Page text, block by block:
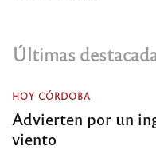
Últimas
HOY CÓRDOBA
Advierten por un
viento